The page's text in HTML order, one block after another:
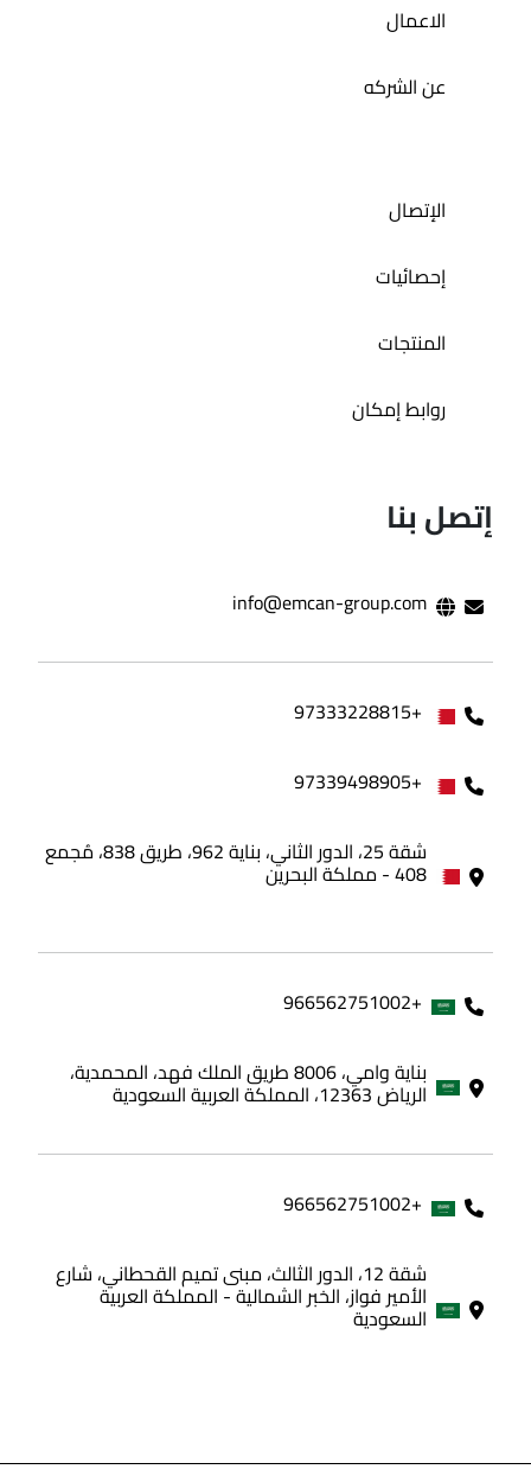
الاعمال
عن الشركه
الإتصال
إحصائيات
المنتجات
روابط إمكان
إتصل بنا
info@emcan-group.com
+97333228815
+97339498905
شقة 25، الدور الثاني، بناية 962، طريق 838، مُجمع
408 - مملكة البحرين
+966562751002
بناية وامي، 8006 طريق الملك فهد، المحمدية،
الرياض 12363، المملكة العربية السعودية
+966562751002
شقة 12، الدور الثالث، مبنى تميم القحطاني، شارع
الأمير فواز، الخبر الشمالية - المملكة العربية
السعودية